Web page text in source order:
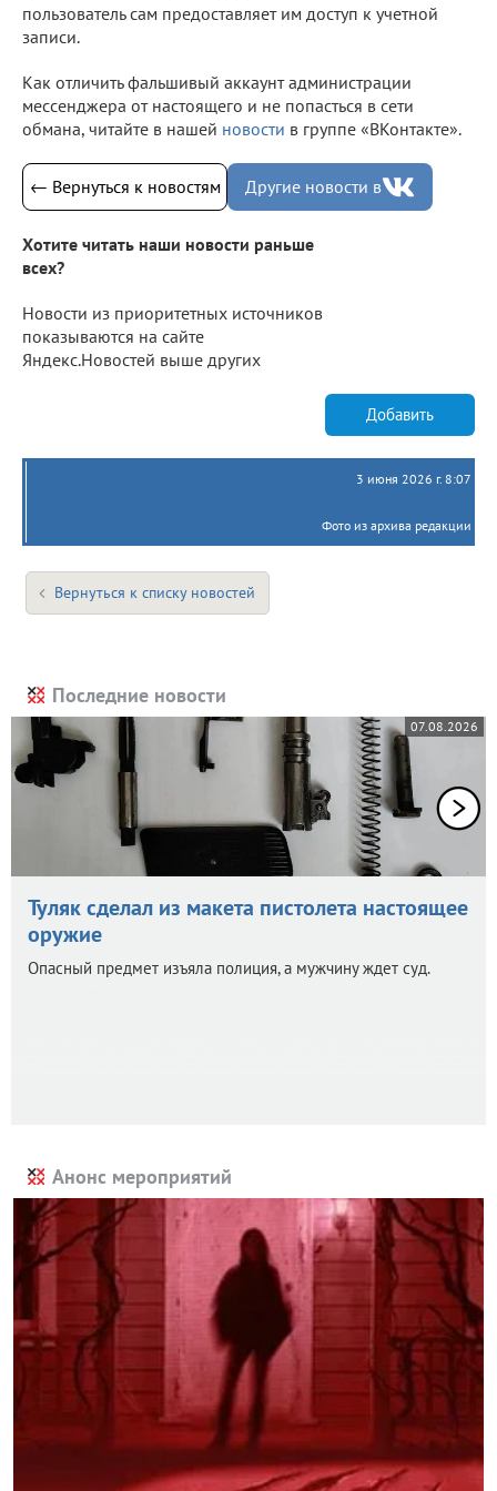
пользователь сам предоставляет им доступ к учетной
записи.
Как отличить фальшивый аккаунт администрации
мессенджера от настоящего и не попасться в сети
обмана, читайте в нашей новости в группе «ВКонтакте».
← Вернуться к новостям Другие новости в
Хотите читать наши новости раньше
всех?
Новости из приоритетных источников
показываются на сайте
Яндекс.Новостей выше других
Добавить
3 июня 2026 г. 8:07
Фото из архива редакции
Вернуться к списку новостей
Последние новости
07.08.2026
Туляк сделал из макета пистолета настоящее
оружие
Опасный предмет изъяла полиция, а мужчину ждет суд.
Анонс мероприятий